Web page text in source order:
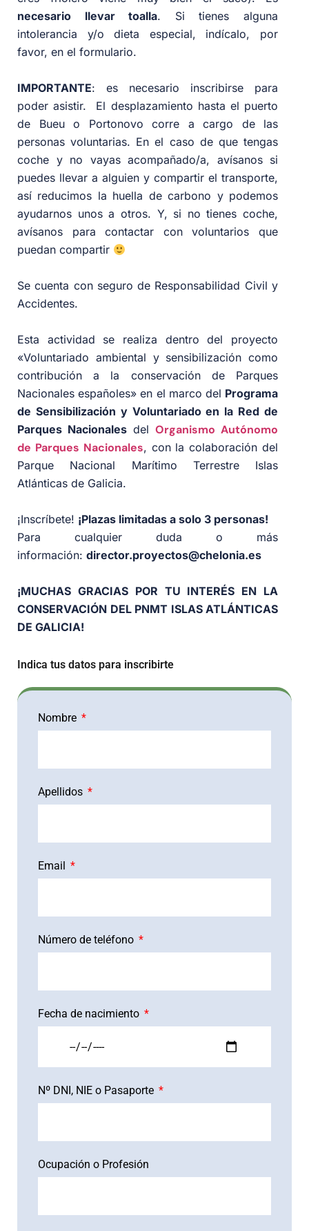
necesario llevar toalla. Si tienes alguna
intolerancia y/o dieta especial, indícalo, por
favor, en el formulario.
IMPORTANTE: es necesario inscribirse para
poder asistir. El desplazamiento hasta el puerto
de Bueu o Portonovo corre a cargo de las
personas voluntarias. En el caso de que tengas
coche y no vayas acompañado/a, avísanos si
puedes llevar a alguien y compartir el transporte,
así reducimos la huella de carbono y podemos
ayudarnos unos a otros. Y, si no tienes coche,
avísanos para contactar con voluntarios que
puedan compartir
Se cuenta con seguro de Responsabilidad Civil y
Accidentes.
Esta actividad se realiza dentro del proyecto
«Voluntariado ambiental y sensibilización como
contribución a la conservación de Parques
Nacionales españoles» en el marco del Programa
de Sensibilización y Voluntariado en la Red de
Parques Nacionales delOrganismo Autónomo
de Parques Nacionales, con la colaboración del
Parque Nacional Marítimo Terrestre Islas
Atlánticas de Galicia.
¡Inscríbete! ¡Plazas limitadas a solo 3 personas!
Para cualquier duda o más
información: director.proyectos@chelonia.es
¡MUCHAS GRACIAS POR TU INTERÉS EN LA
CONSERVACIÓN DEL PNMT ISLAS ATLÁNTICAS
DE GALICIA!
Indica tus datos para inscribirte
Nombre
Apellidos
Email
Número de teléfono
Fecha de nacimiento
Nº DNI, NIE o Pasaporte
Ocupación o Profesión